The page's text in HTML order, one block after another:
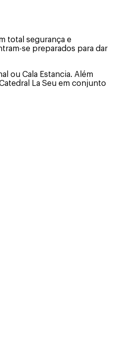
total segurança e
se preparados para dar
ou Cala Estancia. Além
La Seu em conjunto